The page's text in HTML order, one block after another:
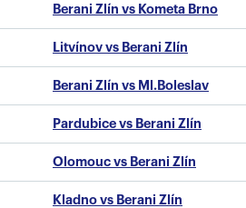
Berani Zlín vs Kometa Brno
Litvínov vs Berani Zlín
Berani Zlín vs Ml.Boleslav
Pardubice vs Berani Zlín
Olomouc vs Berani Zlín
Kladno vs Berani Zlín